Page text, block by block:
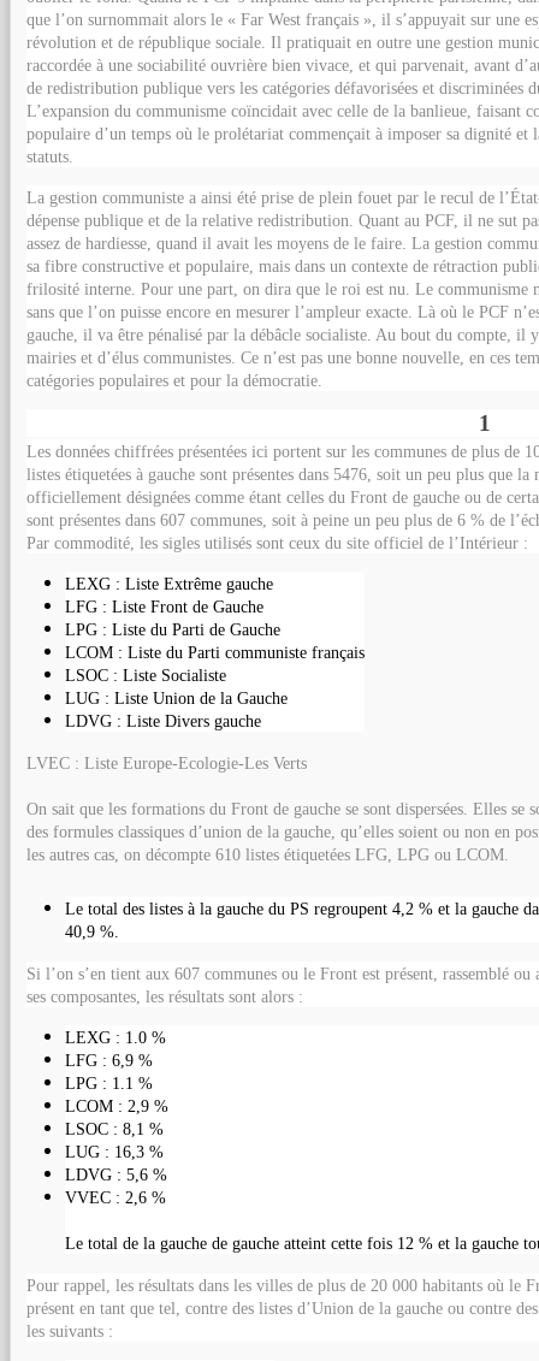
que l’on surnommait alors le « Far West français », il s’appuyait sur une
révolution et de république sociale. Il pratiquait en outre une gestion
raccordée à une sociabilité ouvrière bien vivace, et qui parvenait, avant
de redistribution publique vers les catégories défavorisées et discriminées
L’expansion du communisme coïncidait avec celle de la banlieue, faisant
populaire d’un temps où le prolétariat commençait à imposer sa dignité et
statuts.
La gestion communiste a ainsi été prise de plein fouet par le recul de
dépense publique et de la relative redistribution. Quant au PCF, il ne sut
assez de hardiesse, quand il avait les moyens de le faire. La gestion
sa fibre constructive et populaire, mais dans un contexte de rétraction
frilosité interne. Pour une part, on dira que le roi est nu. Le communisme
sans que l’on puisse encore en mesurer l’ampleur exacte. Là où le PCF
gauche, il va être pénalisé par la débâcle socialiste. Au bout du compte, il
mairies et d’élus communistes. Ce n’est pas une bonne nouvelle, en ces
catégories populaires et pour la démocratie.
1
Les données chiffrées présentées ici portent sur les communes de plus de
listes étiquetées à gauche sont présentes dans 5476, soit un peu plus que
officiellement désignées comme étant celles du Front de gauche ou de
sont présentes dans 607 communes, soit à peine un peu plus de 6 % de
Par commodité, les sigles utilisés sont ceux du site officiel de l’Intérieur :
LEXG : Liste Extrême gauche
LFG : Liste Front de Gauche
LPG : Liste du Parti de Gauche
LCOM : Liste du Parti communiste français
LSOC : Liste Socialiste
LUG : Liste Union de la Gauche
LDVG : Liste Divers gauche
LVEC : Liste Europe-Ecologie-Les Verts
On sait que les formations du Front de gauche se sont dispersées. Elles se
des formules classiques d’union de la gauche, qu’elles soient ou non en
les autres cas, on décompte 610 listes étiquetées LFG, LPG ou LCOM.
Le total des listes à la gauche du PS regroupent 4,2 % et la gauche
40,9 %.
Si l’on s’en tient aux 607 communes ou le Front est présent, rassemblé ou
ses composantes, les résultats sont alors :
LEXG : 1.0 %
LFG : 6,9 %
LPG : 1.1 %
LCOM : 2,9 %
LSOC : 8,1 %
LUG : 16,3 %
LDVG : 5,6 %
VVEC : 2,6 %
Le total de la gauche de gauche atteint cette fois 12 % et la gauche
Pour rappel, les résultats dans les villes de plus de 20 000 habitants où le
présent en tant que tel, contre des listes d’Union de la gauche ou contre
les suivants :